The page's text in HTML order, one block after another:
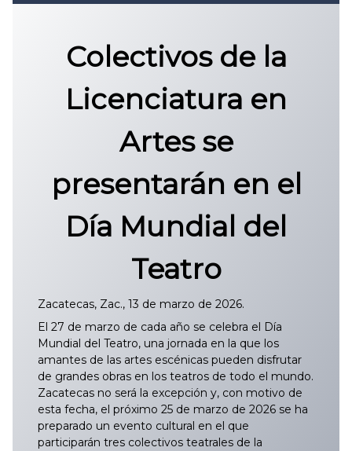
CONVOCATORIA DE INGRESO UAZ
Colectivos de la
Licenciatura en
Artes se
presentarán en el
Día Mundial del
Teatro
Zacatecas, Zac., 13 de marzo de 2026.
El 27 de marzo de cada año se celebra el Día
Mundial del Teatro, una jornada en la que los
amantes de las artes escénicas pueden disfrutar
de grandes obras en los teatros de todo el mundo.
Zacatecas no será la excepción y, con motivo de
esta fecha, el próximo 25 de marzo de 2026 se ha
preparado un evento cultural en el que
participarán tres colectivos teatrales de la